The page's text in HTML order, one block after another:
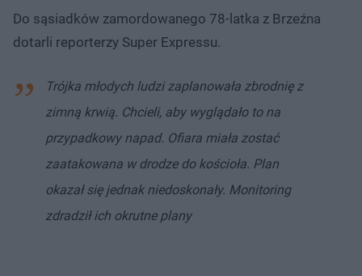
Do sąsiadków zamordowanego 78-latka z Brzeźna
dotarli reporterzy Super Expressu.
Trójka młodych ludzi zaplanowała zbrodnię z
zimną krwią. Chcieli, aby wyglądało to na
przypadkowy napad. Ofiara miała zostać
zaatakowana w drodze do kościoła. Plan
okazał się jednak niedoskonały. Monitoring
zdradził ich okrutne plany